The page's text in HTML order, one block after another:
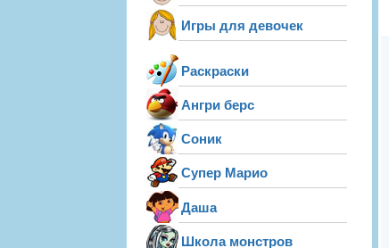
Игры для девочек
Раскраски
Ангри берс
Соник
Супер Марио
Даша
Школа монстров